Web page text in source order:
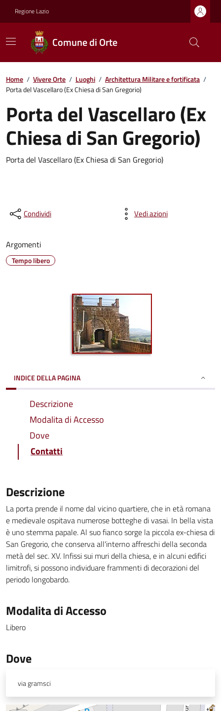
Regione Lazio
Comune di Orte
Home / Vivere Orte / Luoghi / Architettura Militare e fortificata /
Porta del Vascellaro (Ex Chiesa di San Gregorio)
Porta del Vascellaro (Ex
Chiesa di San Gregorio)
Porta del Vascellaro (Ex Chiesa di San Gregorio)
Condividi Vedi azioni
Argomenti
Tempo libero
INDICE DELLA PAGINA
Descrizione
Modalita di Accesso
Dove
Contatti
Descrizione
La porta prende il nome dal vicino quartiere, che in età romana
e medievale ospitava numerose botteghe di vasai. In bella vista
è uno stemma papale. Al suo fianco sorge la piccola ex-chiesa di
San Gregorio, che conserva all'interno affreschi della seconda
metà del sec. XV. Infissi sui muri della chiesa, e in alcuni edifici
limitrofi, si possono individuare frammenti di decorazioni del
periodo longobardo.
Modalita di Accesso
Libero
Dove
via gramsci